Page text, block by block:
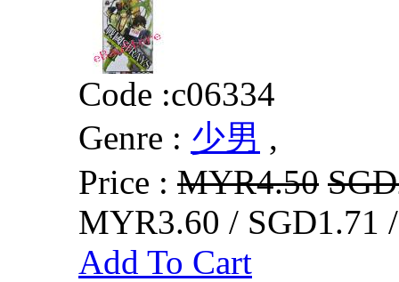
Code :c06334
Genre : 少男 ,
Price : MYR4.50
MYR3.60 / SGD1.71
Add To Cart